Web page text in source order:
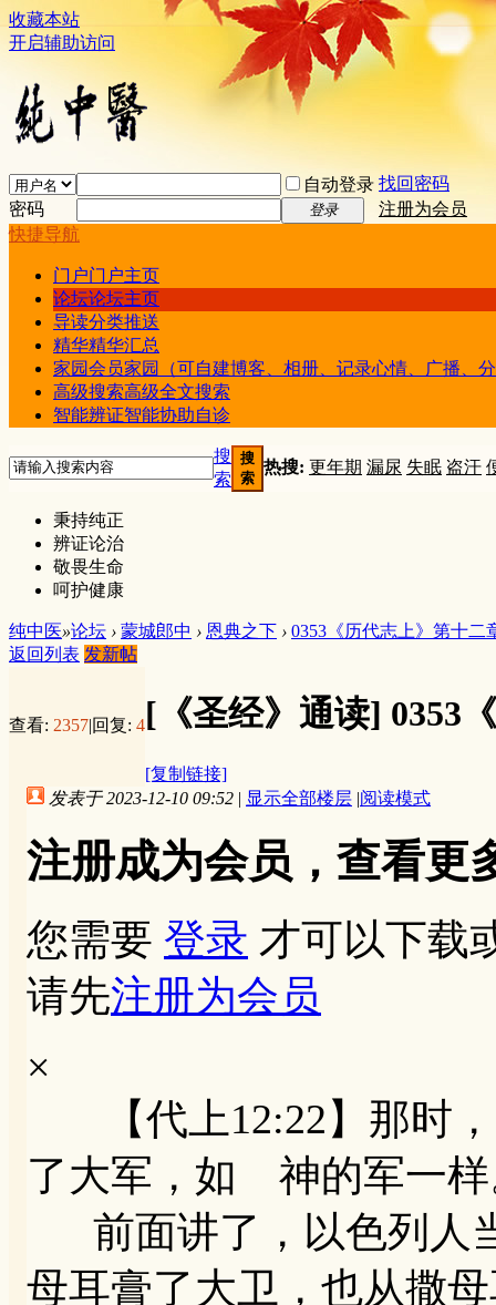
收藏本站
开启辅助访问
自动登录 找回密码
密码
登录
注册为会员
快捷导航
门户门户主页
论坛论坛主页
导读分类推送
精华精华汇总
家园会员家园（可自建博客、相册、记录心情、广播、
高级搜索高级全文搜索
智能辨证智能协助自诊
搜
索
搜
索
热搜: 更年期 漏尿 失眠 盗汗
秉持纯正
辨证论治
敬畏生命
呵护健康
纯中医»论坛 › 蒙城郎中 › 恩典之下 › 0353《历代志上》第十二
返回列表 发新帖
查看: 2357|回复: 4[《圣经》通读] 0353
[复制链接]
发表于 2023-12-10 09:52 | 显示全部楼层 |阅读模式
注册成为会员，查看更
您需要 登录 才可以下载
请先注册为会员
×
【代上12:22】那时，
了大军，如 神的军一
前面讲了，以色列人
母耳膏了大卫，也从撒